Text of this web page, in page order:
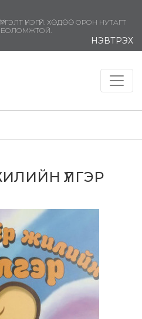
ҮНЭГҮЙ. ХӨДӨӨ ОРОН НУТАГТ
БОЛОМЖТОЙ.
НЭВТРЭХ
ҮЛГЭР